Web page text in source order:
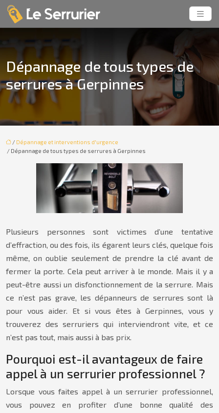
Dépannage de tous types de
serrures à Gerpinnes
/ Dépannage et interventions d'urgence
/ Dépannage de tous types de serrures à Gerpinnes
Plusieurs personnes sont victimes d’une tentative
d’effraction, ou des fois, ils égarent leurs clés, quelque fois
même, on oublie seulement de prendre la clé avant de
fermer la porte. Cela peut arriver à le monde. Mais il y a
peut-être aussi un disfonctionnement de la serrure. Mais
ce n’est pas grave, les dépanneurs de serrures sont là
pour vous aider. Et si vous êtes à Gerpinnes, vous y
trouverez des serruriers qui interviendront vite, et ce
n’est pas tout, mais aussi à bas prix.
Pourquoi est-il avantageux de faire
appel à un serrurier professionnel ?
Lorsque vous faites appel à un serrurier professionnel,
vous pouvez en profiter d’une bonne qualité des